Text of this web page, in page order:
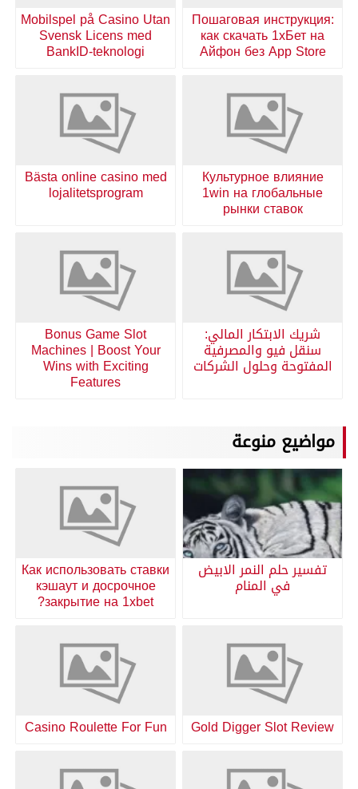
Пошаговая инструкция:
как скачать 1хБет на
Айфон без App Store
Mobilspel på Casino Utan
Svensk Licens med
BankID-teknologi
Культурное влияние
1win на глобальные
рынки ставок
Bästa online casino med
lojalitetsprogram
شريك الابتكار المالي:
سنقل فيو والمصرفية
المفتوحة وحلول الشركات
Bonus Game Slot
Machines | Boost Your
Wins with Exciting
Features
مواضيع منوعة
تفسير حلم النمر الابيض
في المنام
Как использовать ставки
кэшаут и досрочное
закрытие на 1xbet?
Gold Digger Slot Review
Casino Roulette For Fun